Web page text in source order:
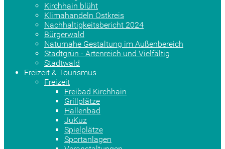
Kirchhain blüht
Klimahandeln Ostkreis
Nachhaltigkeitsbericht 2024
Bürgerwald
Naturnahe Gestaltung im Außenbereich
Stadtgrün - Artenreich und Vielfältig
Stadtwald
Freizeit & Tourismus
Freizeit
Freibad Kirchhain
Grillplätze
Hallenbad
JuKuz
Spielplätze
Sportanlagen